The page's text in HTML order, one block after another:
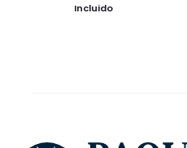
precio
Incluido